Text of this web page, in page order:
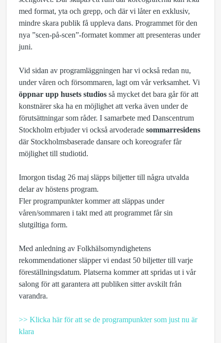
med format, yta och grepp, och där vi låter en exklusiv,
mindre skara publik få uppleva dans. Programmet för den
nya ”scen-på-scen”-formatet kommer att presenteras under
juni.
Vid sidan av programläggningen har vi också redan nu,
under våren och försommaren, lagt om vår verksamhet. Vi
öppnar upp husets studios så mycket det bara går för att
konstnärer ska ha en möjlighet att verka även under de
förutsättningar som råder. I samarbete med Danscentrum
Stockholm erbjuder vi också arvoderade sommarresidens
där Stockholmsbaserade dansare och koreografer får
möjlighet till studiotid.
Imorgon tisdag 26 maj släpps biljetter till några utvalda
delar av höstens program.
Fler programpunkter kommer att släppas under
våren/sommaren i takt med att programmet får sin
slutgiltiga form.
Med anledning av Folkhälsomyndighetens
rekommendationer släpper vi endast 50 biljetter till varje
föreställningsdatum. Platserna kommer att spridas ut i vår
salong för att garantera att publiken sitter avskilt från
varandra.
>> Klicka här för att se de programpunkter som just nu är
klara